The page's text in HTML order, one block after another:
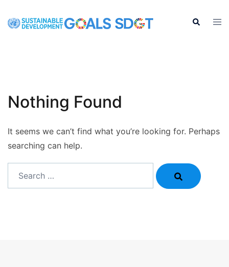
Search
Nothing Found
It seems we can’t find what you’re looking for. Perhaps
searching can help.